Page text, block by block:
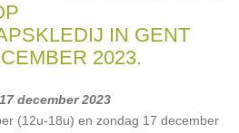
IN GENT
2023.
december 2023
(12u-18u) en zondag 17 december